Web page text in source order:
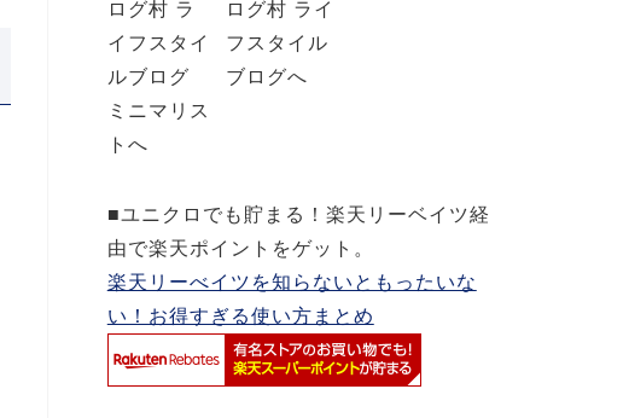
■ユニクロでも貯まる！楽天リーベイツ経
由で楽天ポイントをゲット。
楽天リーべイツを知らないともったいな
い！お得すぎる使い方まとめ